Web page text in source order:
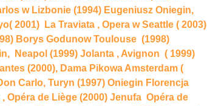
w Lizbonie (1994) Eugeniusz Oniegin,
2001) La Traviata , Opera w Seattle ( 2003)
Borys Godunow Toulouse (1998)
Neapol (1999) Jolanta , Avignon ( 1999)
(2000), Dama Pikowa Amsterdam (
Carlo, Turyn (1997) Oniegin Florencja
Opéra de Liège (2000) Jenufa Opéra de